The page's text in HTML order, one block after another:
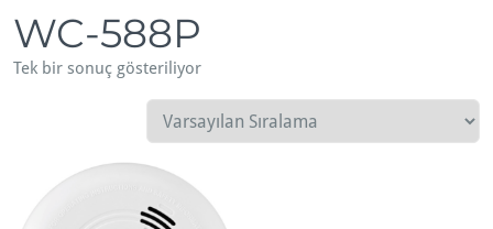
WC-588P
Tek bir sonuç gösteriliyor